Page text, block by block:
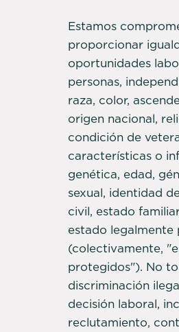
Estamos
proporcionar
oportunidades
personas,
raza, color,
origen nacional,
condición de
características o
genética, edad,
sexual, identidad
civil, estado
estado legalmente
(colectivamente,
protegidos"). No
discriminación
decisión laboral,
reclutamiento,